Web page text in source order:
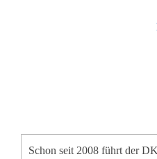
Schon seit 2008 führt der